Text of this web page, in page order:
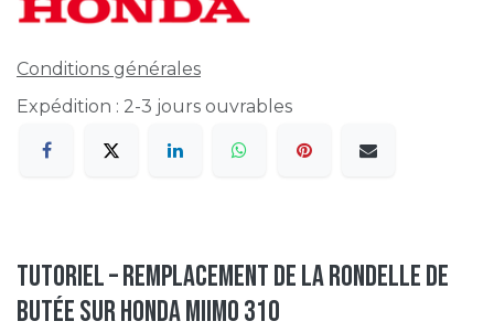
Conditions générales
Expédition : 2-3 jours ouvrables
Tutoriel – Remplacement de la rondelle de
butée sur HONDA Miimo 310